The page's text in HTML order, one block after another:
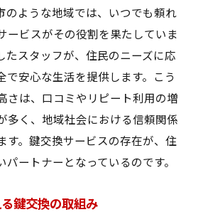
換の技術とサービス
郡山市特有の鍵交換ニーズ
ぶ鍵交換の理由
鍵交換サービスの秘密
きる鍵交換の魅力
山市で支持される理由
のような地域では、いつでも頼れ
ービスがその役割を果たしていま
たスタッフが、住民のニーズに応
で安心な生活を提供します。こう
さは、口コミやリピート利用の増
多く、地域社会における信頼関係
す。鍵交換サービスの存在が、住
ートナーとなっているのです。
鍵交換の取組み